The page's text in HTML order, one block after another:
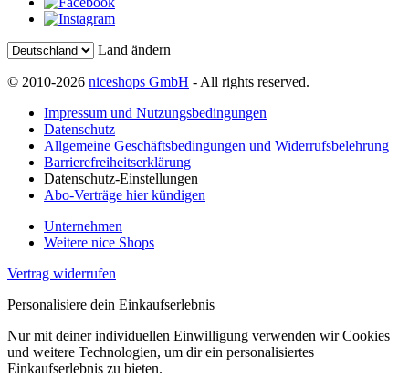
Land ändern
© 2010-2026 niceshops GmbH - All rights reserved.
Impressum und Nutzungsbedingungen
Datenschutz
Allgemeine Geschäftsbedingungen und Widerrufsbelehrung
Barrierefreiheitserklärung
Datenschutz-Einstellungen
Abo-Verträge hier kündigen
Unternehmen
Weitere nice Shops
Vertrag widerrufen
Personalisiere dein Einkaufserlebnis
Nur mit deiner individuellen Einwilligung verwenden wir Cookies
und weitere Technologien, um dir ein personalisiertes
Einkaufserlebnis zu bieten.